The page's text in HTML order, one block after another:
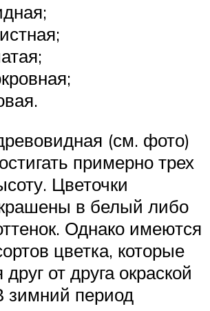
(см. фото)
примерно трех
Цветочки
в белый либо
Однако имеются
цветка, которые
от друга окраской
зимний период